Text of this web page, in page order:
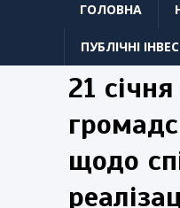
ГОЛОВНА
ПУБЛІЧНІ
21
щодо